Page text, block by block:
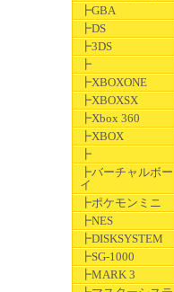
┣GBA
┣DS
┣3DS
┣
┣XBOXONE
┣XBOXSX
┣Xbox 360
┣XBOX
┣
┣バーチャルボー
イ
┣ポケモンミニ
┣NES
┣DISKSYSTEM
┣SG-1000
┣MARK 3